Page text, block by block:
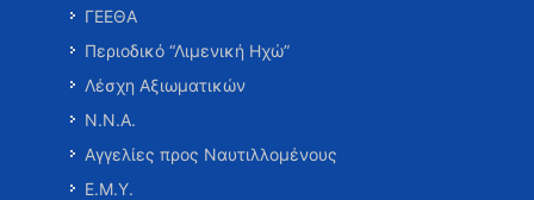
ΓΕΕΘΑ
Περιοδικό “Λιμενική Ηχώ”
Λέσχη Αξιωματικών
Ν.Ν.Α.
Αγγελίες προς Ναυτιλλομένους
Ε.Μ.Υ.